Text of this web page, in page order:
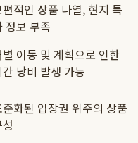
적인 상품 나열, 현지 특
정보 부족
이동 및 계획으로 인한
간 낭비 발생 가능
화된 입장권 위주의 상품